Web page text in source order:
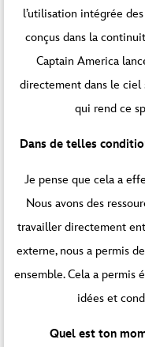
l’utilisation intégrée
conçus dans la
Captain America
directement dans le ciel
qui rend ce
Dans de telles
Je pense que cela a
Nous avons des
travailler directement
externe, nous a permis
ensemble. Cela a permis
idées et
Quel est ton